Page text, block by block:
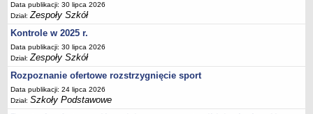
Data publikacji: 30 lipca 2026
Dział:Zespoły Szkół
Kontrole w 2025 r.
Data publikacji: 30 lipca 2026
Dział:Zespoły Szkół
Rozpoznanie ofertowe rozstrzygnięcie sport
Data publikacji: 24 lipca 2026
Dział:Szkoły Podstawowe